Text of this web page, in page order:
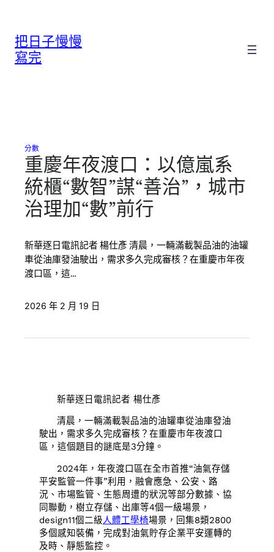
把日子慢慢
寫完
分數
重慶年夜渡口：以億嵐系
統櫃“數智”謀“善治”，城市
治理加“數”前行
新華逐日電訊記者 楊仕彥 清晨，一輛滿載製品油的油罐
車從油庫發油駛出，需求多久完成審核？在重慶市年夜
渡口區，這…
2026 年 2 月 19 日
新華逐日電訊記者 楊仕彥
清晨，一輛滿載製品油的油罐車從油庫發油
駛出，需求多久完成審核？在重慶市年夜渡口
區，這個題目的謎底是3分鐘。
2024年，年夜渡口區在全市首推“油氣存儲
平安監管一件事”利用，融會應急、公安、路
況、市場監管、生態周遭的狀況等部分數據、協
同聯動，樹立存儲、出庫等4個一級場景，
design11個二級人體工學椅場景，回集8類2800
多個感知裝備，完成對油氣貯存企業平安運轉的
及時、靜態監控。